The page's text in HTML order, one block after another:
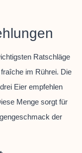
Ratschläge
im Rührei. Die
Eier empfehlen
Menge sorgt für
der